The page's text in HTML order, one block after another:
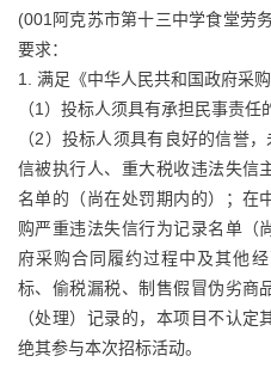
(001阿克苏市第十三中学食堂劳
要求：
1. 满足《中华人民共和国政府采
（1）投标人须具有承担民事责任
（2）投标人须具有良好的信誉
信被执行人、重大税收违法失信
名单的（尚在处罚期内的）；在
购严重违法失信行为记录名单（
府采购合同履约过程中及其他
标、偷税漏税、制售假冒伪劣商
（处理）记录的，本项目不认
绝其参与本次招标活动。